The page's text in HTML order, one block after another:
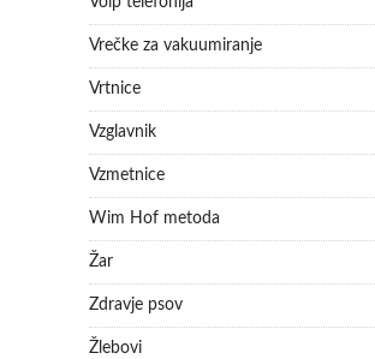
Vrečke za vakuumiranje
Vrtnice
Vzglavnik
Vzmetnice
Wim Hof metoda
Žar
Zdravje psov
Žlebovi